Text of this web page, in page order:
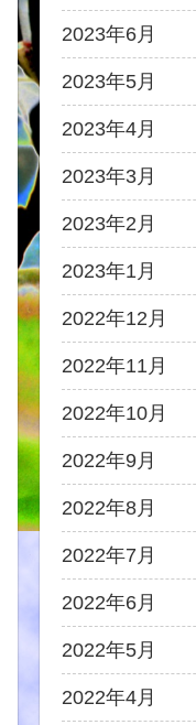
2023年6月
2023年5月
2023年4月
2023年3月
2023年2月
2023年1月
2022年12月
2022年11月
2022年10月
2022年9月
2022年8月
2022年7月
2022年6月
2022年5月
2022年4月